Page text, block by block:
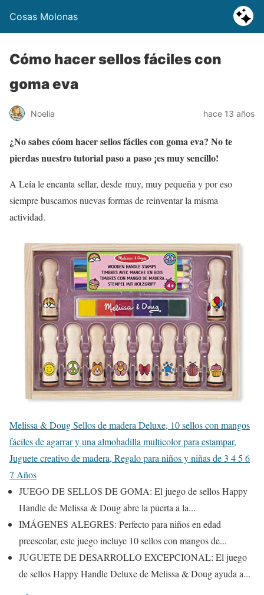
Cosas Molonas
Cómo hacer sellos fáciles con
goma eva
Noelia hace 13 años
¿No sabes cóom hacer sellos fáciles con goma eva? No te
pierdas nuestro tutorial paso a paso ¡es muy sencillo!
A Leia le encanta sellar, desde muy, muy pequeña y por eso
siempre buscamos nuevas formas de reinventar la misma
actividad.
Melissa & Doug Sellos de madera Deluxe, 10 sellos con mangos
fáciles de agarrar y una almohadilla multicolor para estampar,
Juguete creativo de madera, Regalo para niños y niñas de 3 4 5 6
7 Años
JUEGO DE SELLOS DE GOMA: El juego de sellos Happy
Handle de Melissa & Doug abre la puerta a la...
IMÁGENES ALEGRES: Perfecto para niños en edad
preescolar, este juego incluye 10 sellos con mangos de...
JUGUETE DE DESARROLLO EXCEPCIONAL: El juego
de sellos Happy Handle Deluxe de Melissa & Doug ayuda a...